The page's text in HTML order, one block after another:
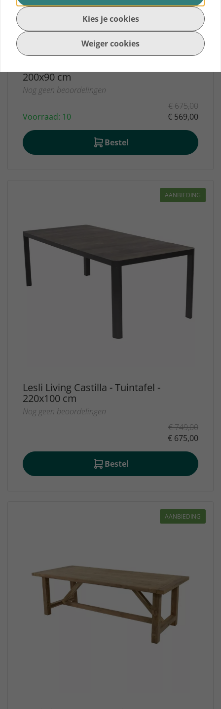
200x90 cm
Nog geen beoordelingen
Voorraad: 10
€ 675,00
€ 569,00
Bestel
AANBIEDING
Lesli Living Castilla - Tuintafel -
220x100 cm
Nog geen beoordelingen
€ 749,00
€ 675,00
Bestel
AANBIEDING
Kies je cookies
Weiger cookies